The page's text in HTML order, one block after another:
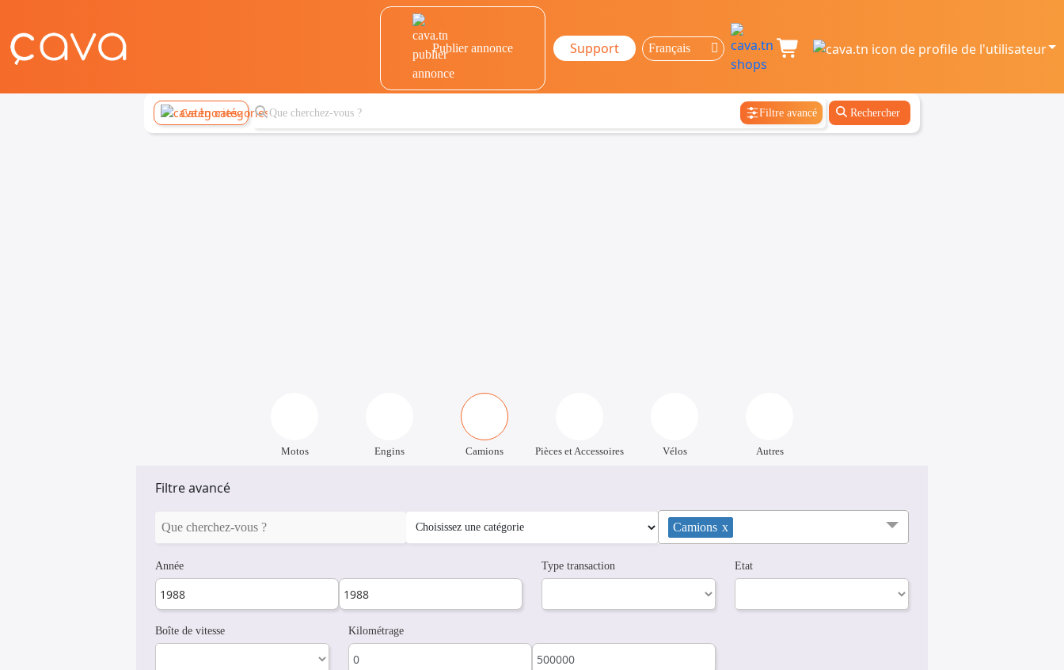
Publier annonce Support
Catégories Filtre avancé Rechercher
Motos Engins Camions Pièces et Accessoires Vélos Autres
Filtre avancé
Camions x
Année Type transaction Etat
Boîte de vitesse Kilométrage